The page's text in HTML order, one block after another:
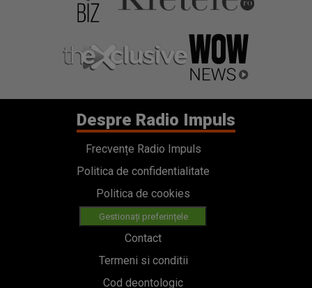
Despre Radio Impuls
Frecvențe Radio Impuls
Politica de confidentialitate
Politica de cookies
Gestionați preferințele
Contact
Termeni si conditii
Cod deontologic